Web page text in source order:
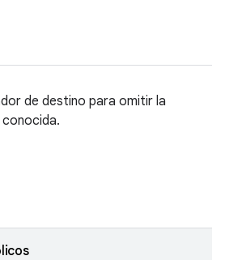
de destino para omitir la